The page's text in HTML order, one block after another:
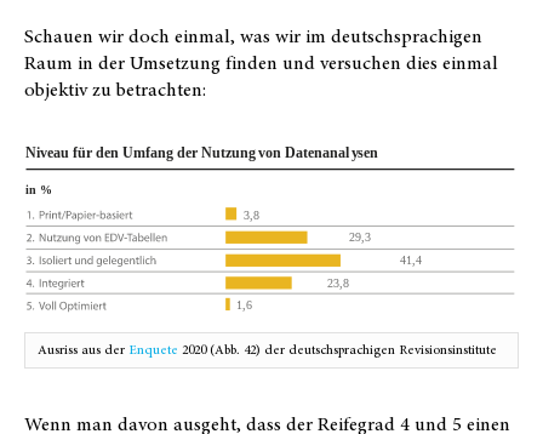
Schauen wir doch einmal, was wir im deutschsprachigen
Raum in der Umsetzung finden und versuchen dies einmal
objektiv zu betrachten:
Ausriss aus der Enquete 2020 (Abb. 42) der deutschsprachigen Revisionsinstitute
Wenn man davon ausgeht, dass der Reifegrad 4 und 5 einen